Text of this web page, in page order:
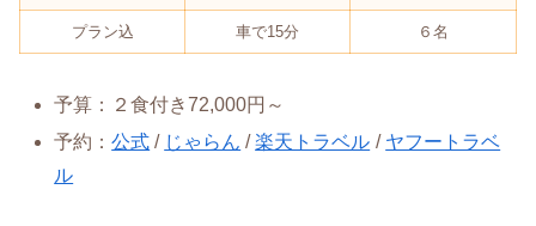
プラン込 車で15分 ６名
予算：２食付き72,000円～
予約：公式 / じゃらん /楽天トラベル / ヤフートラベ
ル